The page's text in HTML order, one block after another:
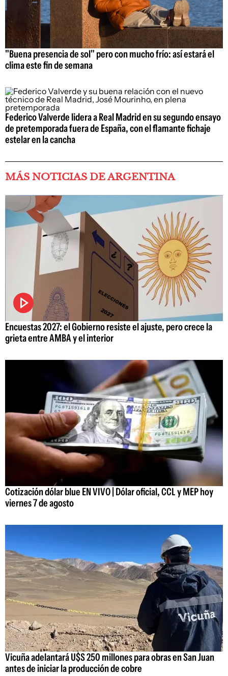
"Buena presencia de sol" pero con mucho frío: así estará el
clima este fin de semana
Federico Valverde lidera a Real Madrid en su segundo ensayo
de pretemporada fuera de España, con el flamante fichaje
estelar en la cancha
MÁS NOTICIAS DE ARGENTINA
Encuestas 2027: el Gobierno resiste el ajuste, pero crece la
grieta entre AMBA y el interior
Cotización dólar blue EN VIVO | Dólar oficial, CCL y MEP hoy
viernes 7 de agosto
Vicuña adelantará U$S 250 millones para obras en San Juan
antes de iniciar la producción de cobre